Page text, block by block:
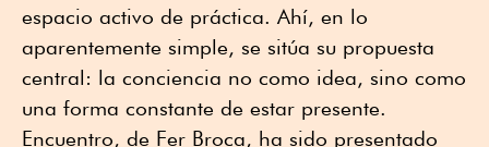
espacio activo de práctica. Ahí, en lo
aparentemente simple, se sitúa su propuesta
central: la conciencia no como idea, sino como
una forma constante de estar presente.
Encuentro, de Fer Broca, ha sido presentado